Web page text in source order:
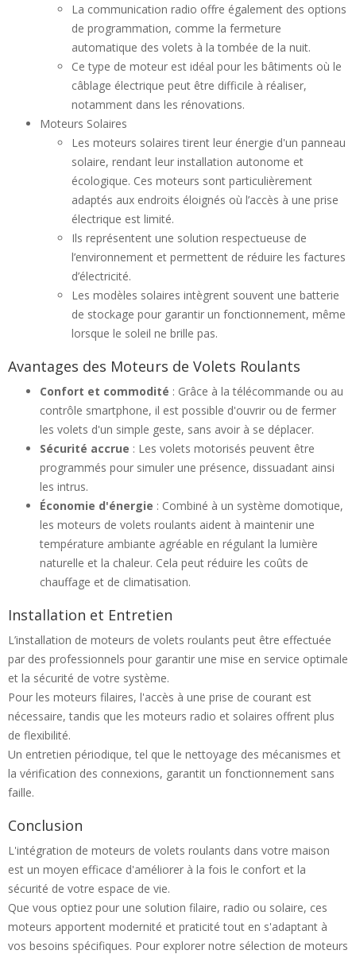
La communication radio offre également des options
de programmation, comme la fermeture
automatique des volets à la tombée de la nuit.
Ce type de moteur est idéal pour les bâtiments où le
câblage électrique peut être difficile à réaliser,
notamment dans les rénovations.
Moteurs Solaires
Les moteurs solaires tirent leur énergie d'un panneau
solaire, rendant leur installation autonome et
écologique. Ces moteurs sont particulièrement
adaptés aux endroits éloignés où l’accès à une prise
électrique est limité.
Ils représentent une solution respectueuse de
l’environnement et permettent de réduire les factures
d’électricité.
Les modèles solaires intègrent souvent une batterie
de stockage pour garantir un fonctionnement, même
lorsque le soleil ne brille pas.
Avantages des Moteurs de Volets Roulants
Confort et commodité : Grâce à la télécommande ou au
contrôle smartphone, il est possible d'ouvrir ou de fermer
les volets d'un simple geste, sans avoir à se déplacer.
Sécurité accrue : Les volets motorisés peuvent être
programmés pour simuler une présence, dissuadant ainsi
les intrus.
Économie d'énergie : Combiné à un système domotique,
les moteurs de volets roulants aident à maintenir une
température ambiante agréable en régulant la lumière
naturelle et la chaleur. Cela peut réduire les coûts de
chauffage et de climatisation.
Installation et Entretien
L’installation de moteurs de volets roulants peut être effectuée
par des professionnels pour garantir une mise en service optimale
et la sécurité de votre système.
Pour les moteurs filaires, l'accès à une prise de courant est
nécessaire, tandis que les moteurs radio et solaires offrent plus
de flexibilité.
Un entretien périodique, tel que le nettoyage des mécanismes et
la vérification des connexions, garantit un fonctionnement sans
faille.
Conclusion
L'intégration de moteurs de volets roulants dans votre maison
est un moyen efficace d'améliorer à la fois le confort et la
sécurité de votre espace de vie.
Que vous optiez pour une solution filaire, radio ou solaire, ces
moteurs apportent modernité et praticité tout en s'adaptant à
vos besoins spécifiques. Pour explorer notre sélection de moteurs